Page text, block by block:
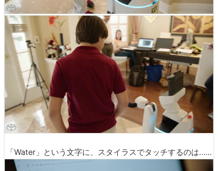
「Water」という文字に、スタイラスでタッチするのは……